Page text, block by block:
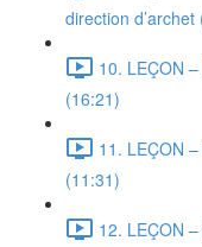
direction d’archet
10. LEÇON
(16:21)
11. LEÇON
(11:31)
12. LEÇON